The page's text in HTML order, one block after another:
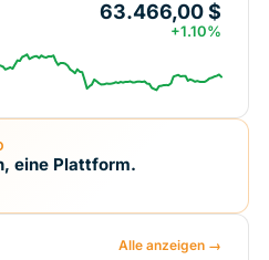
63.466,00 $
+1.10%
eine Plattform.
Alle anzeigen →